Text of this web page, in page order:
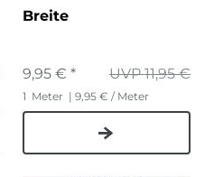
Breite
UVP 11,95 €
9,95 € *
1 Meter | 9,95 € / Meter